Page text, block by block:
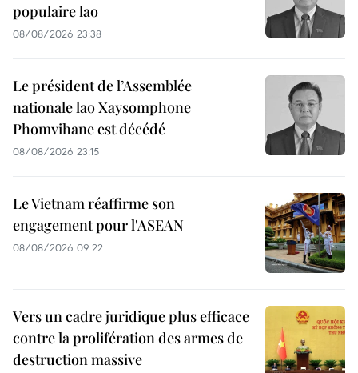
populaire lao
08/08/2026 23:38
Le président de l’Assemblée
nationale lao Xaysomphone
Phomvihane est décédé
08/08/2026 23:15
Le Vietnam réaffirme son
engagement pour l'ASEAN
08/08/2026 09:22
Vers un cadre juridique plus efficace
contre la prolifération des armes de
destruction massive